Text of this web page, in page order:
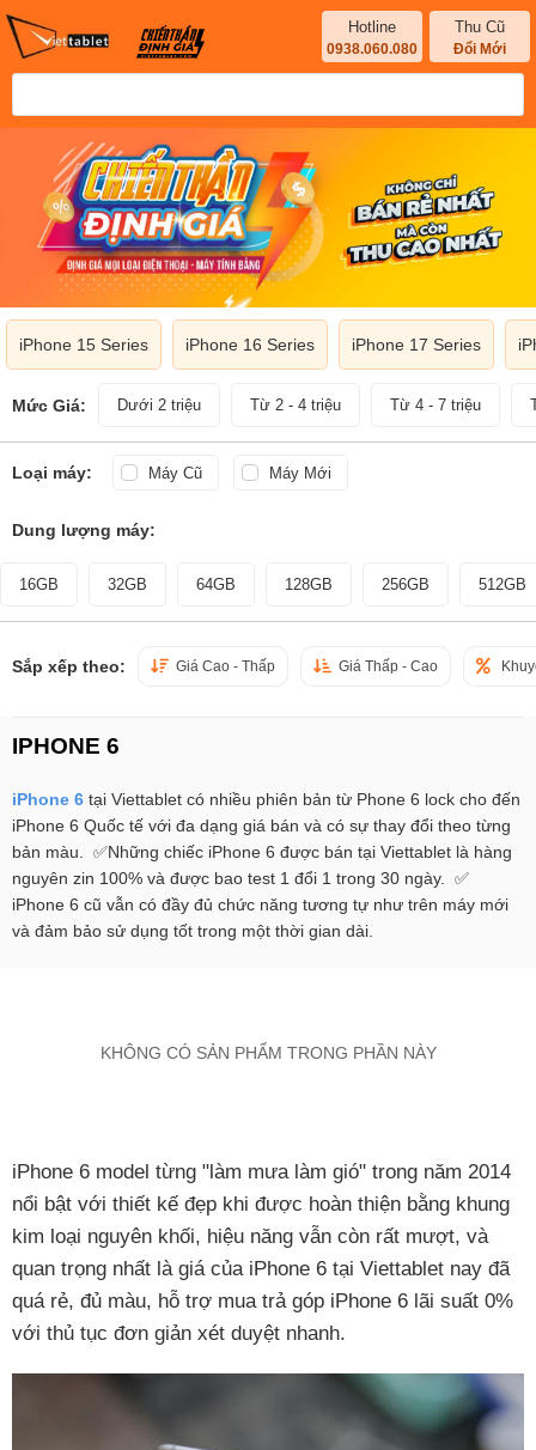
Hotline
0938.060.080
Thu Cũ
Đổi Mới
iPhone 15 Series iPhone 16 Series iPhone 17 Series
Mức Giá: Dưới 2 triệu Từ 2 - 4 triệu Từ 4 - 7 triệu
Loại máy: Máy Cũ Máy Mới
Dung lượng máy:
16GB 32GB 64GB 128GB 256GB 512GB
Sắp xếp theo: Giá Cao - Thấp Giá Thấp - Cao
IPHONE 6
iPhone 6 tại Viettablet có nhiều phiên bản từ Phone 6 lock cho đến
iPhone 6 Quốc tế với đa dạng giá bán và có sự thay đổi theo từng
bản màu. ✅Những chiếc iPhone 6 được bán tại Viettablet là hàng
nguyên zin 100% và được bao test 1 đổi 1 trong 30 ngày. ✅
iPhone 6 cũ vẫn có đầy đủ chức năng tương tự như trên máy mới
và đảm bảo sử dụng tốt trong một thời gian dài.
KHÔNG CÓ SẢN PHẨM TRONG PHẦN NÀY
iPhone 6 model từng "làm mưa làm gió" trong năm 2014
nổi bật với thiết kế đẹp khi được hoàn thiện bằng khung
kim loại nguyên khối, hiệu năng vẫn còn rất mượt, và
quan trọng nhất là giá của iPhone 6 tại Viettablet nay đã
quá rẻ, đủ màu, hỗ trợ mua trả góp iPhone 6 lãi suất 0%
với thủ tục đơn giản xét duyệt nhanh.